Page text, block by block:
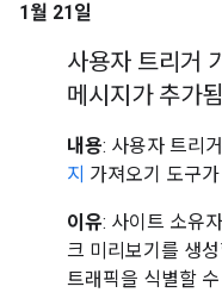
1월 21일
사용자 트리거
메시지가 추가됨
내용: 사용자 트리
지 가져오기 도구
이유: 사이트 소유
크 미리보기를 생
트래픽을 식별할